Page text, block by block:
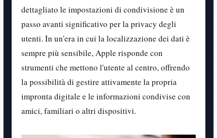
dettagliato le impostazioni di condivisione è un
passo avanti significativo per la privacy degli
utenti. In un'era in cui la localizzazione dei dati è
sempre più sensibile, Apple risponde con
strumenti che mettono l'utente al centro, offrendo
la possibilità di gestire attivamente la propria
impronta digitale e le informazioni condivise con
amici, familiari o altri dispositivi.